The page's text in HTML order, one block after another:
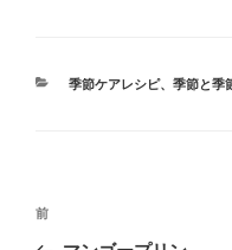
カ
季節ケアレシピ、 季節と季
投
前
の
前